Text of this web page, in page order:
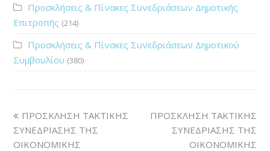
Προσκλήσεις & Πίνακες Συνεδριάσεων Δημοτικής
Επιτροπής (214)
Προσκλήσεις & Πίνακες Συνεδριάσεων Δημοτικού
Συμβουλίου (380)
ΠΡΟΣΚΛΗΣΗ ΤΑΚΤΙΚΗΣ
ΣΥΝΕΔΡΙΑΣΗΣ ΤΗΣ
ΟΙΚΟΝΟΜΙΚΗΣ
ΠΡΟΣΚΛΗΣΗ ΤΑΚΤΙΚΗΣ
ΣΥΝΕΔΡΙΑΣΗΣ ΤΗΣ
ΟΙΚΟΝΟΜΙΚΗΣ